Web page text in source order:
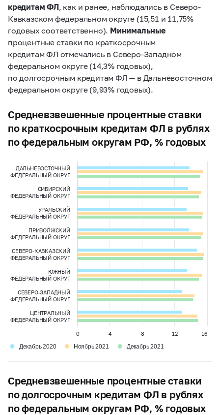
кредитам ФЛ, как и ранее, наблюдались в Северо-
Кавказском федеральном округе (15,51 и 11,75%
годовых соответственно). Минимальные
процентные ставки по краткосрочным
кредитам ФЛ отмечались в Северо-Западном
федеральном округе (14,3% годовых),
по долгосрочным кредитам ФЛ — в Дальневосточном
федеральном округе (9,93% годовых).
Средневзвешенные процентные ставки
по краткосрочным кредитам ФЛ в рублях
по федеральным округам РФ, % годовых
ДАЛЬНЕВОСТОЧНЫЙ
ФЕДЕРАЛЬНЫЙ ОКРУГ
СИБИРСКИЙ
ФЕДЕРАЛЬНЫЙ ОКРУГ
УРАЛЬСКИЙ
ФЕДЕРАЛЬНЫЙ ОКРУГ
ПРИВОЛЖСКИЙ
ФЕДЕРАЛЬНЫЙ ОКРУГ
СЕВЕРО-КАВКАЗСКИЙ
ФЕДЕРАЛЬНЫЙ ОКРУГ
ЮЖНЫЙ
ФЕДЕРАЛЬНЫЙ ОКРУГ
СЕВЕРО-ЗАПАДНЫЙ
ФЕДЕРАЛЬНЫЙ ОКРУГ
ЦЕНТРАЛЬНЫЙ
ФЕДЕРАЛЬНЫЙ ОКРУГ
0 4 8 12 16
● Декабрь 2020 ● Ноябрь 2021 ● Декабрь 2021
Средневзвешенные процентные ставки
по долгосрочным кредитам ФЛ в рублях
по федеральным округам РФ, % годовых